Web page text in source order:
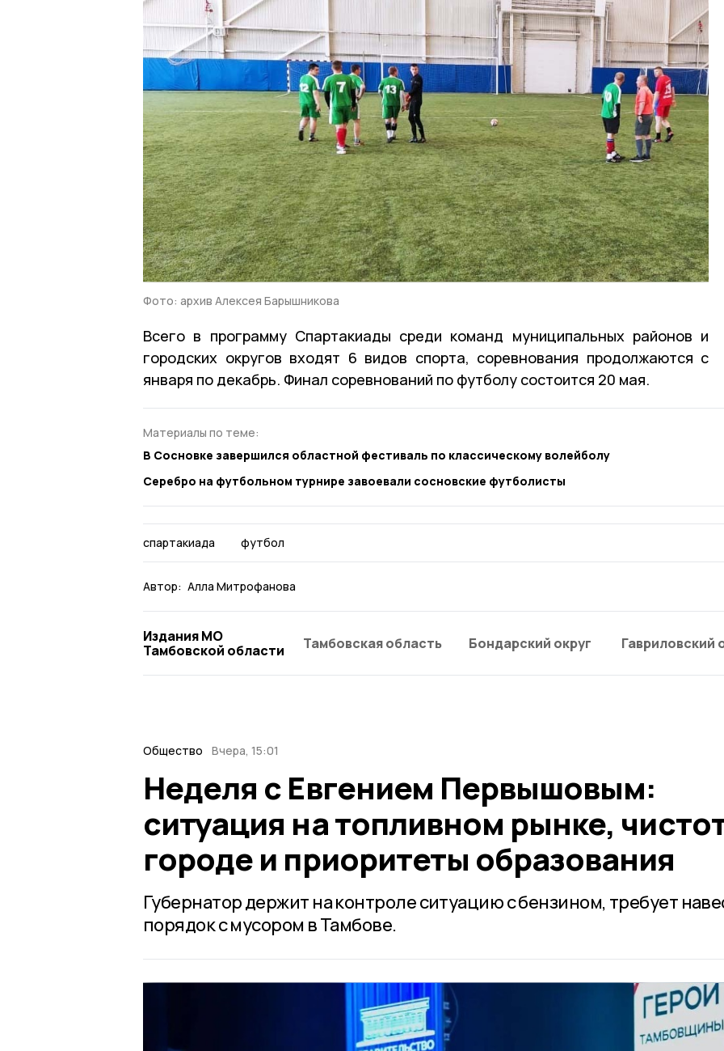
Фото: архив Алексея Барышникова
Всего в программу Спартакиады среди команд муниципальных районов и
городских округов входят 6 видов спорта, соревнования продолжаются с
января по декабрь. Финал соревнований по футболу состоится 20 мая.
Материалы по теме:
В Сосновке завершился областной фестиваль по классическому волейболу
Серебро на футбольном турнире завоевали сосновские футболисты
спартакиада футбол
Автор: Алла Митрофанова
Издания МО
Тамбовской области
Тамбовская область Бондарский округ Гавриловский
Общество Вчера, 15:01
Неделя с Евгением Первышовым:
ситуация на топливном рынке,
городе и приоритеты образования
Губернатор держит на контроле ситуацию с бензином, требует
порядок с мусором в Тамбове.